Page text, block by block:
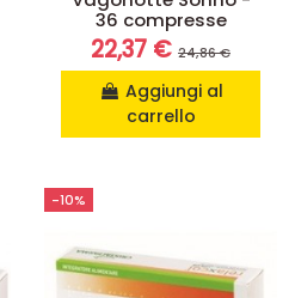
36 compresse
22,37 € 24,86 €
Aggiungi al
carrello
-10%